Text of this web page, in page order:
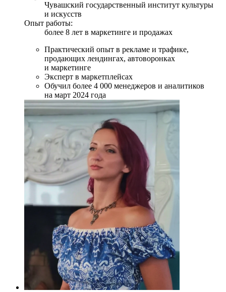
Чувашский государственный институт культуры
и искусств
Опыт работы:
более 8 лет в маркетинге и продажах
Практический опыт в рекламе и трафике,
продающих лендингах, автоворонках
и маркетинге
Эксперт в маркетплейсах
Обучил более 4 000 менеджеров и аналитиков
на март 2024 года